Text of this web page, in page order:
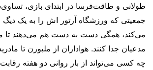
طولانی و طاقت‌فرسا در ابتدای بازی،
جمعیتی که ورزشگاه آرتور اش را به یک دیگ
می‌کند، همگی دست به دست هم می‌دهند تا
مدعیان جدا کنند. هواداران از ملبورن تا
چه کسی می‌تواند از بار روانی دو هفته